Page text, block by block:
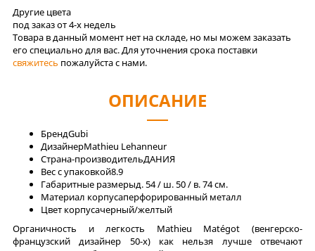
Другие цвета
под заказ от 4-x недель
Товара в данный момент нет на складе, но мы можем заказать
его специально для вас. Для уточнения срока поставки
свяжитесь пожалуйста с нами.
ОПИСАНИЕ
БрендGubi
ДизайнерMathieu Lehanneur
Страна-производительДАНИЯ
Вес с упаковкой8.9
Габаритные размерыд. 54 / ш. 50 / в. 74 см.
Материал корпусаперфорированный металл
Цвет корпусачерный/желтый
Органичность и легкость Mathieu Matégot (венгерско-
французский дизайнер 50-х) как нельзя лучше отвечают